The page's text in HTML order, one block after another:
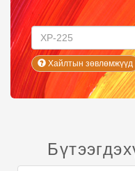
Хайлтын зөвлөмжүүд